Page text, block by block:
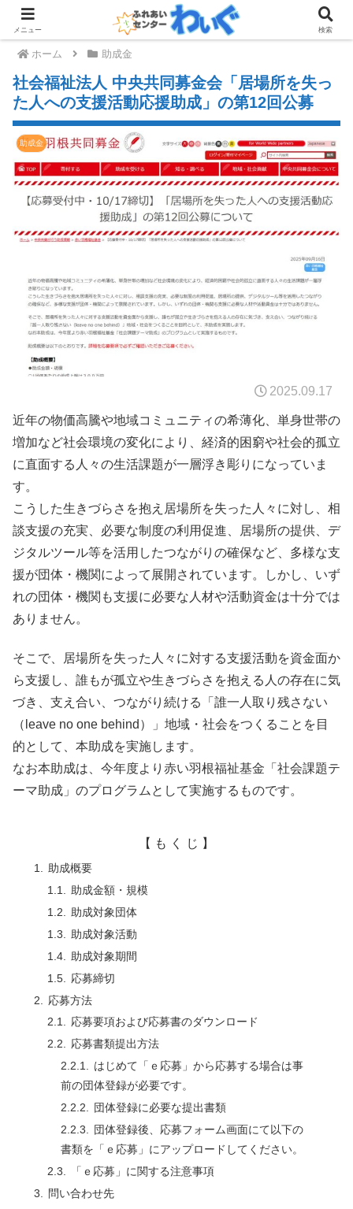
ホーム 助成金
社会福祉法人 中央共同募金会「居場所を失っ
た人への支援活動応援助成」の第12回公募
助成金
2025.09.17
近年の物価高騰や地域コミュニティの希薄化、単身世帯の
増加など社会環境の変化により、経済的困窮や社会的孤立
に直面する人々の生活課題が一層浮き彫りになっていま
す。
こうした生きづらさを抱え居場所を失った人々に対し、相
談支援の充実、必要な制度の利用促進、居場所の提供、デ
ジタルツール等を活用したつながりの確保など、多様な支
援が団体・機関によって展開されています。しかし、いず
れの団体・機関も支援に必要な人材や活動資金は十分では
ありません。
そこで、居場所を失った人々に対する支援活動を資金面か
ら支援し、誰もが孤立や生きづらさを抱える人の存在に気
づき、支え合い、つながり続ける「誰一人取り残さない
（leave no one behind）」地域・社会をつくることを目
的として、本助成を実施します。
なお本助成は、今年度より赤い羽根福祉基金「社会課題テ
ーマ助成」のプログラムとして実施するものです。
【 も く じ 】
助成概要
助成金額・規模
助成対象団体
助成対象活動
助成対象期間
応募締切
応募方法
応募要項および応募書のダウンロード
応募書類提出方法
はじめて「ｅ応募」から応募する場合は事
前の団体登録が必要です。
団体登録に必要な提出書類
団体登録後、応募フォーム画面にて以下の
書類を「ｅ応募」にアップロードしてください。
「ｅ応募」に関する注意事項
問い合わせ先
メニュー 検索